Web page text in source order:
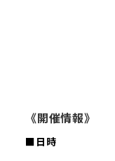
《開催情報》
■日時